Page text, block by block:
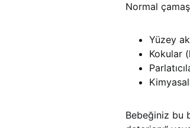
Normal
Yüzey
Kokular
Bebeğiniz bu